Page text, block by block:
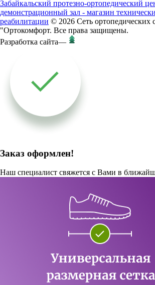
Забайкальский протезно-ортопедический
демонстрационный зал - магазин
реабилитации © 2026 Сеть ортопедических
"Ортокомфорт. Все права защищены.
Разработка сайта—
Заказ оформлен!
Наш специалист свяжется с Вами в